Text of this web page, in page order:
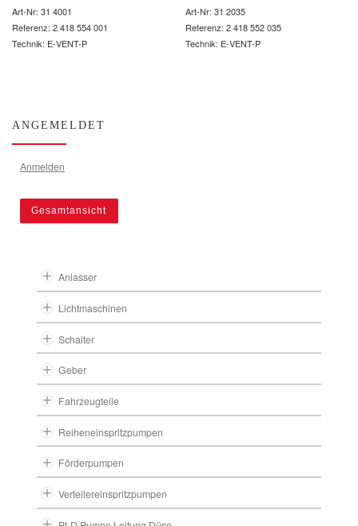
Art-Nr: 31 4001
Referenz: 2 418 554 001
Technik: E-VENT-P
Art-Nr: 31 2035
Referenz: 2 418 552 035
Technik: E-VENT-P
ANGEMELDET
Anmelden
Gesamtansicht
Anlasser
Lichtmaschinen
Schalter
Geber
Fahrzeugteile
Reiheneinspritzpumpen
Förderpumpen
Verteilereinspritzpumpen